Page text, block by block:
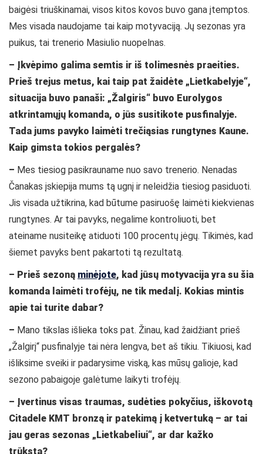
baigėsi triuškinamai, visos kitos kovos buvo gana įtemptos.
Mes visada naudojame tai kaip motyvaciją. Jų sezonas yra
puikus, tai trenerio Masiulio nuopelnas.
– Įkvėpimo galima semtis ir iš tolimesnės praeities.
Prieš trejus metus, kai taip pat žaidėte „Lietkabelyje“,
situacija buvo panaši: „Žalgiris“ buvo Eurolygos
atkrintamųjų komanda, o jūs susitikote pusfinalyje.
Tada jums pavyko laimėti trečiąsias rungtynes Kaune.
Kaip gimsta tokios pergalės?
– Mes tiesiog pasikrauname nuo savo trenerio. Nenadas
Čanakas įskiepija mums tą ugnį ir neleidžia tiesiog pasiduoti.
Jis visada užtikrina, kad būtume pasiruošę laimėti kiekvienas
rungtynes. Ar tai pavyks, negalime kontroliuoti, bet
ateiname nusiteikę atiduoti 100 procentų jėgų. Tikimės, kad
šiemet pavyks bent pakartoti tą rezultatą.
– Prieš sezoną minėjote, kad jūsų motyvacija yra su šia
komanda laimėti trofėjų, ne tik medalį. Kokias mintis
apie tai turite dabar?
– Mano tikslas išlieka toks pat. Žinau, kad žaidžiant prieš
„Žalgirį“ pusfinalyje tai nėra lengva, bet aš tikiu. Tikiuosi, kad
išliksime sveiki ir padarysime viską, kas mūsų galioje, kad
sezono pabaigoje galėtume laikyti trofėjų.
– Įvertinus visas traumas, sudėties pokyčius, iškovotą
Citadele KMT bronzą ir patekimą į ketvertuką – ar tai
jau geras sezonas „Lietkabeliui“, ar dar kažko
trūksta?